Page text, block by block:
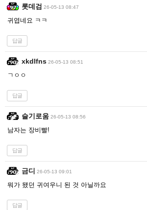
롯데검 26-05-13 08:47
귀엽네요 ㅋㅋ
답글
xkdlfns 26-05-13 08:51
ㄱㅇㅇ
답글
슬기로움 26-05-13 08:56
남자는 장비빨!
답글
금디 26-05-13 09:01
뭐가 됐던 귀여우니 된 것 아닐까요
답글